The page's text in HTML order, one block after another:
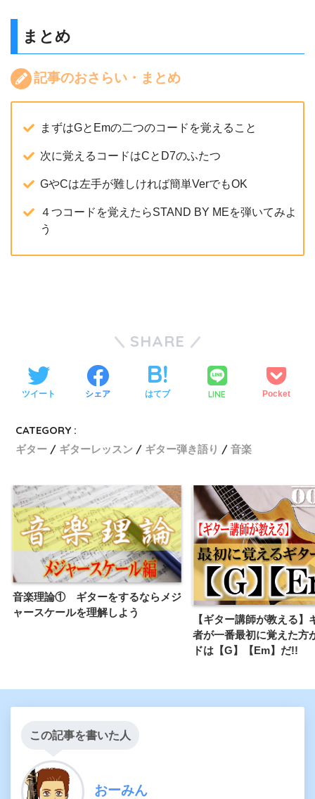
まとめ
記事のおさらい・まとめ
まずはGとEmの二つのコードを覚えること
次に覚えるコードはCとD7のふたつ
GやCは左手が難しければ簡単VerでもOK
４つコードを覚えたらSTAND BY MEを弾いてみよ
う
SHARE
ツイート シェア はてブ LINE Pocket
CATEGORY :
ギター
ギターレッスン ギター弾き語り 音楽
音楽理論① ギターをするならメジ
ャースケールを理解しよう
【ギター講師が教える】
者が一番最初に覚えた方
ドは【G】【Em】だ!!
この記事を書いた人
おーみん